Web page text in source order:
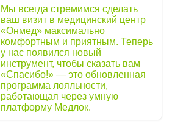
Мы всегда стремимся сделать
ваш визит в медицинский центр
«Онмед» максимально
комфортным и приятным. Теперь
у нас появился новый
инструмент, чтобы сказать вам
«Спасибо!» — это обновленная
программа лояльности,
работающая через умную
платформу Медлок.